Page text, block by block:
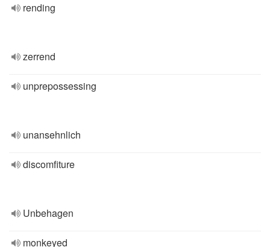
rending
zerrend
unprepossessing
unansehnlich
discomfiture
Unbehagen
monkeyed